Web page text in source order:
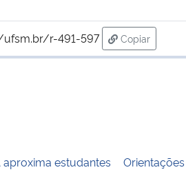
r-491-597
Copiar
para área
estudantes